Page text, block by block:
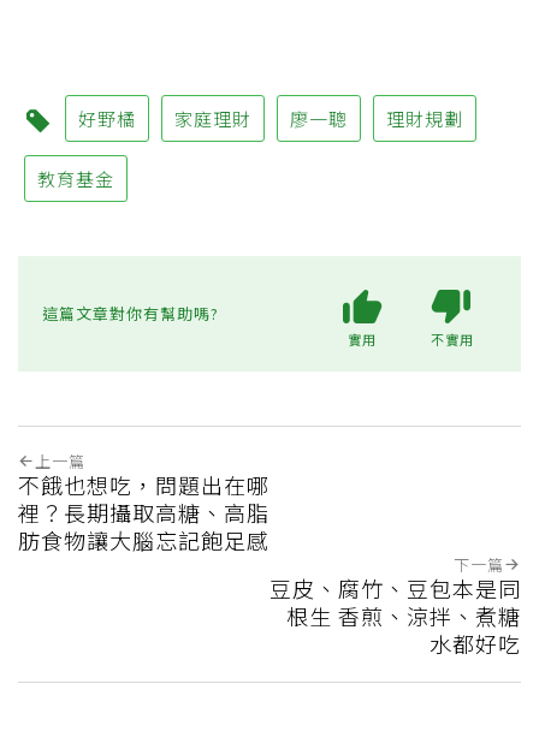
好野橘 家庭理財 廖一聰 理財規劃
教育基金
這篇文章對你有幫助嗎?
實用 不實用
上一篇
不餓也想吃，問題出在哪
裡？長期攝取高糖、高脂
肪食物讓大腦忘記飽足感
下一篇
豆皮、腐竹、豆包本是同
根生 香煎、涼拌、煮糖
水都好吃